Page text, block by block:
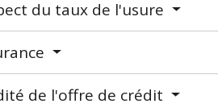
du taux de l'usure
de l'offre de crédit